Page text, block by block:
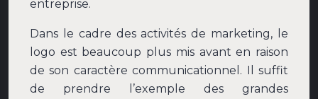
entreprise.
Dans le cadre des activités de marketing, le
logo est beaucoup plus mis avant en raison
de son caractère communicationnel. Il suffit
de prendre l’exemple des grandes